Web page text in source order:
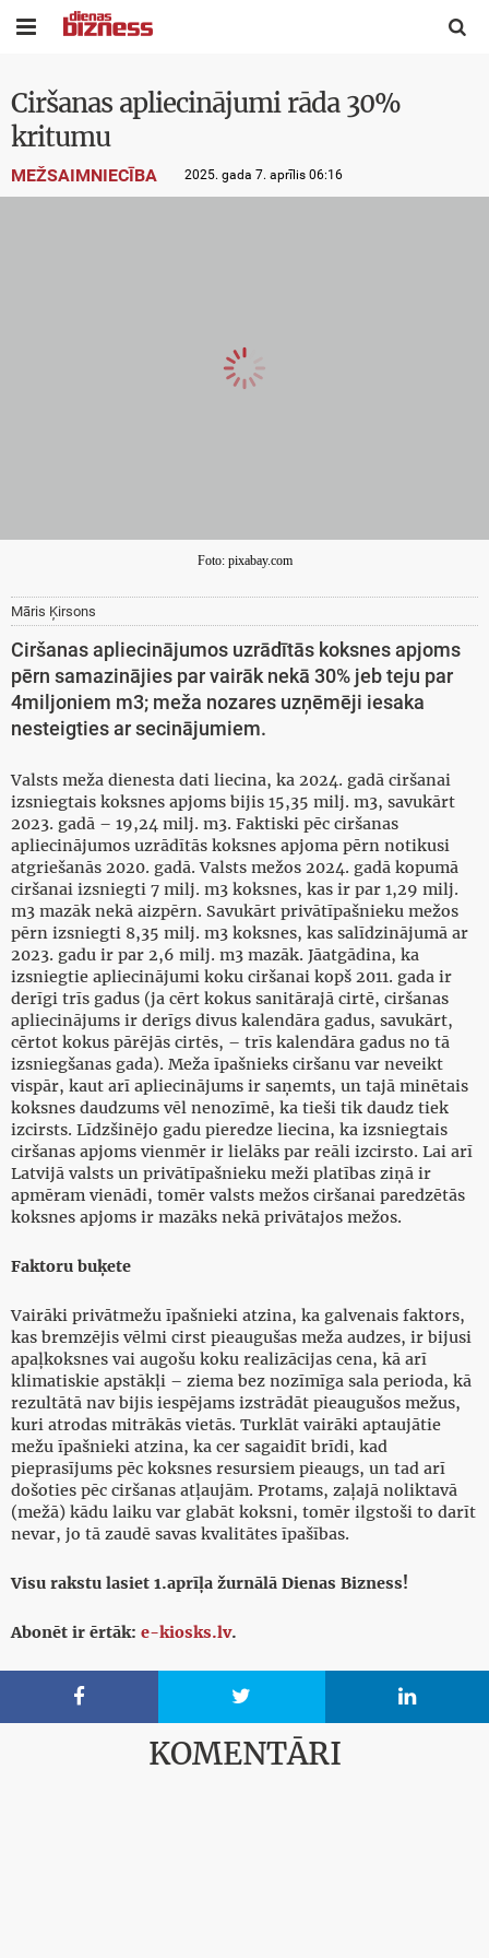
 
Ciršanas apliecinājumi rāda 30%
kritumu
MEŽSAIMNIECĪBA 2025. gada 7. aprīlis 06:16
Foto: pixabay.com
Māris Ķirsons
Ciršanas apliecinājumos uzrādītās koksnes apjoms
pērn samazinājies par vairāk nekā 30% jeb teju par
4miljoniem m3; meža nozares uzņēmēji iesaka
nesteigties ar secinājumiem.
Valsts meža dienesta dati liecina, ka 2024. gadā ciršanai
izsniegtais koksnes apjoms bijis 15,35 milj. m3, savukārt
2023. gadā – 19,24 milj. m3. Faktiski pēc ciršanas
apliecinājumos uzrādītās koksnes apjoma pērn notikusi
atgriešanās 2020. gadā. Valsts mežos 2024. gadā kopumā
ciršanai izsniegti 7 milj. m3 koksnes, kas ir par 1,29 milj.
m3 mazāk nekā aizpērn. Savukārt privātīpašnieku mežos
pērn izsniegti 8,35 milj. m3 koksnes, kas salīdzinājumā ar
2023. gadu ir par 2,6 milj. m3 mazāk. Jāatgādina, ka
izsniegtie apliecinājumi koku ciršanai kopš 2011. gada ir
derīgi trīs gadus (ja cērt kokus sanitārajā cirtē, ciršanas
apliecinājums ir derīgs divus kalendāra gadus, savukārt,
cērtot kokus pārējās cirtēs, – trīs kalendāra gadus no tā
izsniegšanas gada). Meža īpašnieks ciršanu var neveikt
vispār, kaut arī apliecinājums ir saņemts, un tajā minētais
koksnes daudzums vēl nenozīmē, ka tieši tik daudz tiek
izcirsts. Līdzšinējo gadu pieredze liecina, ka izsniegtais
ciršanas apjoms vienmēr ir lielāks par reāli izcirsto. Lai arī
Latvijā valsts un privātīpašnieku meži platības ziņā ir
apmēram vienādi, tomēr valsts mežos ciršanai paredzētās
koksnes apjoms ir mazāks nekā privātajos mežos.
Faktoru buķete
Vairāki privātmežu īpašnieki atzina, ka galvenais faktors,
kas bremzējis vēlmi cirst pieaugušas meža audzes, ir bijusi
apaļkoksnes vai augošu koku realizācijas cena, kā arī
klimatiskie apstākļi – ziema bez nozīmīga sala perioda, kā
rezultātā nav bijis iespējams izstrādāt pieaugušos mežus,
kuri atrodas mitrākās vietās. Turklāt vairāki aptaujātie
mežu īpašnieki atzina, ka cer sagaidīt brīdi, kad
pieprasījums pēc koksnes resursiem pieaugs, un tad arī
došoties pēc ciršanas atļaujām. Protams, zaļajā noliktavā
(mežā) kādu laiku var glabāt koksni, tomēr ilgstoši to darīt
nevar, jo tā zaudē savas kvalitātes īpašības.
Visu rakstu lasiet 1.aprīļa žurnālā Dienas Bizness!
Abonēt ir ērtāk: e-kiosks.lv.
  
KOMENTĀRI